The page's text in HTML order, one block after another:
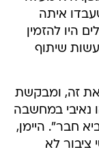
איתה
היו להזמין
שיתוף
זה, ומבקשת
נאיבי במחשבה
חבר". היימן,
ציבור לא